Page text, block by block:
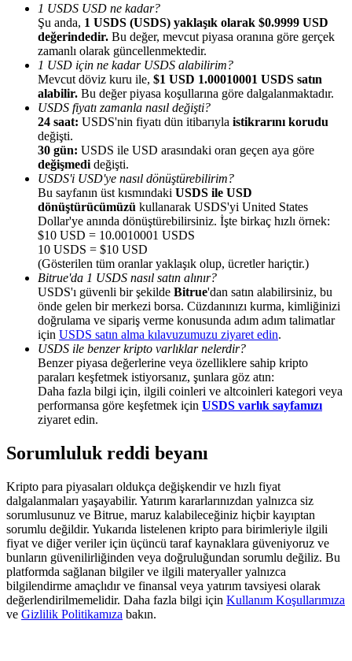
Kullanıcı başına %65'e kadar komisyon!
Yönlendirme
Arkadaşını davet et, nakit ödüller kazan
BTC Welcome Rewards
BTC Welcome Rewards
Deposit CASHCAT & Win
Share 500000 CASHCAT prize pool
Exclusive for BitMart Users
1 USDS USD ne kadar?
Şu anda, 1 USDS (USDS) yaklaşık olarak $0.9999 USD
değerindedir. Bu değer, mevcut piyasa oranına göre gerçek
zamanlı olarak güncellenmektedir.
1 USD için ne kadar USDS alabilirim?
Mevcut döviz kuru ile, $1 USD 1.00010001 USDS satın
alabilir. Bu değer piyasa koşullarına göre dalgalanmaktadır.
USDS fiyatı zamanla nasıl değişti?
24 saat: USDS'nin fiyatı dün itibarıyla istikrarını korudu
değişti.
30 gün: USDS ile USD arasındaki oran geçen aya göre
değişmedi değişti.
USDS'i USD'ye nasıl dönüştürebilirim?
Bu sayfanın üst kısmındaki USDS ile USD
dönüştürücümüzü kullanarak USDS'yi United States
Dollar'ye anında dönüştürebilirsiniz. İşte birkaç hızlı örnek:
$10 USD = 10.0010001 USDS
10 USDS = $10 USD
(Gösterilen tüm oranlar yaklaşık olup, ücretler hariçtir.)
Bitrue'da 1 USDS nasıl satın alınır?
USDS'ı güvenli bir şekilde Bitrue'dan satın alabilirsiniz, bu
önde gelen bir merkezi borsa. Cüzdanınızı kurma, kimliğinizi
doğrulama ve sipariş verme konusunda adım adım talimatlar
için USDS satın alma kılavuzumuzu ziyaret edin.
USDS ile benzer kripto varlıklar nelerdir?
Benzer piyasa değerlerine veya özelliklere sahip kripto
paraları keşfetmek istiyorsanız, şunlara göz atın:
Daha fazla bilgi için, ilgili coinleri ve altcoinleri kategori veya
performansa göre keşfetmek için USDS varlık sayfamızı
ziyaret edin.
Sorumluluk reddi beyanı
Kripto para piyasaları oldukça değişkendir ve hızlı fiyat
dalgalanmaları yaşayabilir. Yatırım kararlarınızdan yalnızca siz
sorumlusunuz ve Bitrue, maruz kalabileceğiniz hiçbir kayıptan
sorumlu değildir. Yukarıda listelenen kripto para birimleriyle ilgili
fiyat ve diğer veriler için üçüncü taraf kaynaklara güveniyoruz ve
bunların güvenilirliğinden veya doğruluğundan sorumlu değiliz. Bu
platformda sağlanan bilgiler ve ilgili materyaller yalnızca
bilgilendirme amaçlıdır ve finansal veya yatırım tavsiyesi olarak
değerlendirilmemelidir. Daha fazla bilgi için Kullanım Koşullarımıza
ve Gizlilik Politikamıza bakın.